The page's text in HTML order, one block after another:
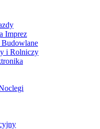
Imprez
Budowlane
i Rolniczy